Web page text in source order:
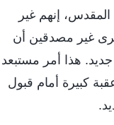
إنهم غير
غير مصدقين أن
هذا أمر مستبعد
كبيرة أمام قبول